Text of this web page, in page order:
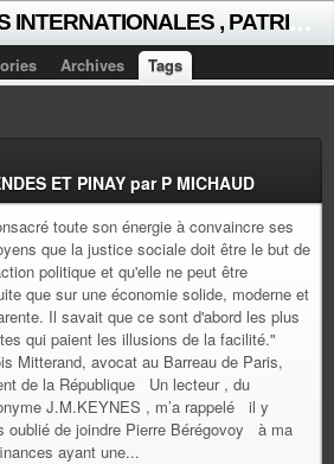
Archives Tags
ET PINAY par P MICHAUD
toute son énergie à convaincre ses
que la justice sociale doit être le but de
politique et qu'elle ne peut être
que sur une économie solide, moderne et
Il savait que ce sont d'abord les plus
qui paient les illusions de la facilité."
Mitterand, avocat au Barreau de Paris,
de la République Un lecteur , du
J.M.KEYNES , m’a rappelé il y
oublié de joindre Pierre Bérégovoy à ma
ayant une...